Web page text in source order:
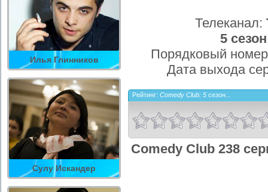
Илья Глинников
Сулу Искандер
Телеканал:
5 сезон
Порядковый
Дата выхода
Рейтинг: Comedy Club: 5 сезон...
Comedy Club 238